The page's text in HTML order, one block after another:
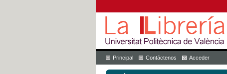
Principal Contáctenos Acceder